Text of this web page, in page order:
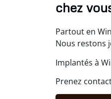
chez
Partout en
Nous restons
Implantés à
Prenez